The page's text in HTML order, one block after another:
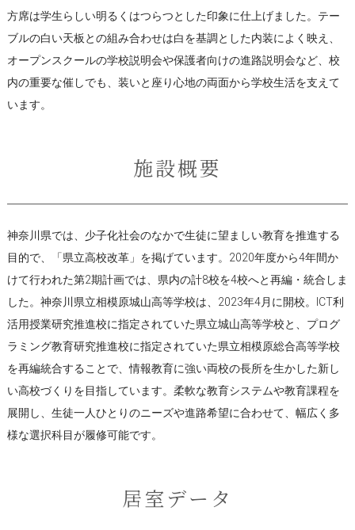
方席は学生らしい明るくはつらつとした印象に仕上げました。テー
ブルの白い天板との組み合わせは白を基調とした内装によく映え、
オープンスクールの学校説明会や保護者向けの進路説明会など、校
内の重要な催しでも、装いと座り心地の両面から学校生活を支えて
います。
施設概要
神奈川県では、少子化社会のなかで生徒に望ましい教育を推進する
目的で、「県立高校改革」を掲げています。2020年度から4年間か
けて行われた第2期計画では、県内の計8校を4校へと再編・統合しま
した。神奈川県立相模原城山高等学校は、2023年4月に開校。ICT利
活用授業研究推進校に指定されていた県立城山高等学校と、プログ
ラミング教育研究推進校に指定されていた県立相模原総合高等学校
を再編統合することで、情報教育に強い両校の長所を生かした新し
い高校づくりを目指しています。柔軟な教育システムや教育課程を
展開し、生徒一人ひとりのニーズや進路希望に合わせて、幅広く多
様な選択科目が履修可能です。
居室データ